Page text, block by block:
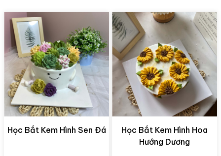
Học Bắt Kem Hình Sen Đá
Học Bắt Kem Hình Hoa
Hướng Dương